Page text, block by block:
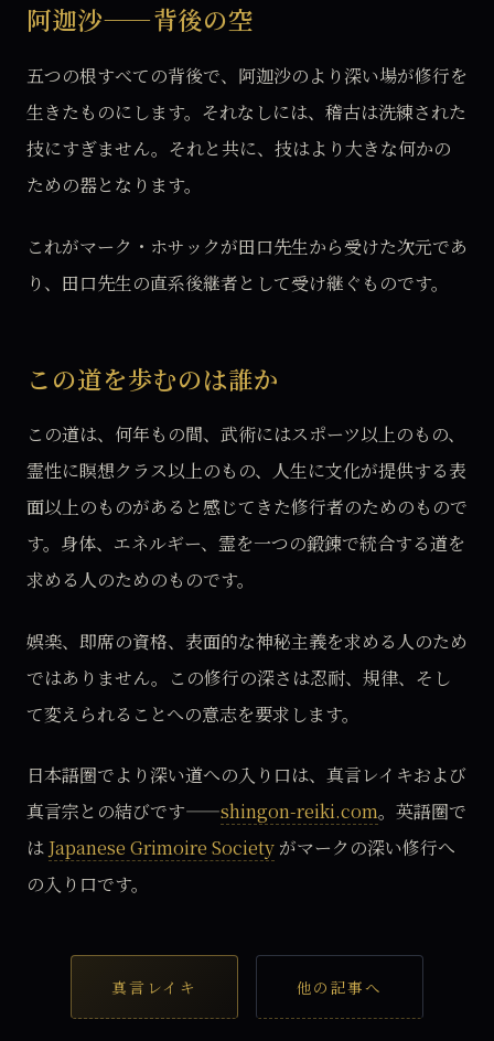
阿迦沙——背後の空
五つの根すべての背後で、阿迦沙のより深い場が修行を
生きたものにします。それなしには、稽古は洗練された
技にすぎません。それと共に、技はより大きな何かの
ための器となります。
これがマーク・ホサックが田口先生から受けた次元であ
り、田口先生の直系後継者として受け継ぐものです。
この道を歩むのは誰か
この道は、何年もの間、武術にはスポーツ以上のもの、
霊性に瞑想クラス以上のもの、人生に文化が提供する表
面以上のものがあると感じてきた修行者のためのもので
す。身体、エネルギー、霊を一つの鍛錬で統合する道を
求める人のためのものです。
娯楽、即席の資格、表面的な神秘主義を求める人のため
ではありません。この修行の深さは忍耐、規律、そし
て変えられることへの意志を要求します。
日本語圏でより深い道への入り口は、真言レイキおよび
真言宗との結びです——shingon-reiki.com。英語圏で
は Japanese Grimoire Society がマークの深い修行へ
の入り口です。
真言レイキ 他の記事へ